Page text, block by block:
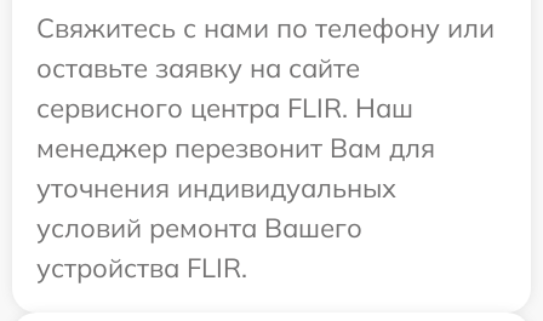
Свяжитесь с нами по телефону или
оставьте заявку на сайте
сервисного центра FLIR. Наш
менеджер перезвонит Вам для
уточнения индивидуальных
условий ремонта Вашего
устройства FLIR.